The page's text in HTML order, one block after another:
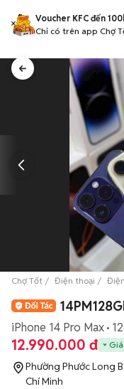
Voucher KFC đến
Chỉ có trên app Chợ
Chợ Tốt Điện thoại
iPhone 14 Pro Max
12.990.000 đ
Phường Phước Long
Chí Minh